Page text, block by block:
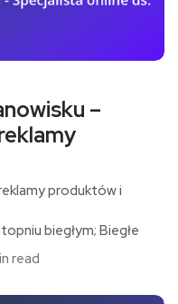
–
produktów i
biegłym; Biegłe
read